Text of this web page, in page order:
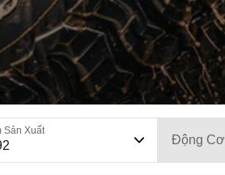
Sản Xuất
Động Cơ